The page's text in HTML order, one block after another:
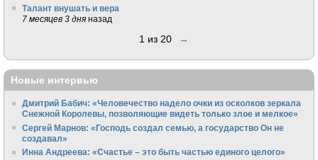
Талант внушать и вера
7 месяцев 3 дня назад
1 из 20 →
Новые интервью
Дмитрий Бабич: «Человечество надело очки из осколков зеркала
Снежной Королевы, позволяющие видеть только злое и мелкое»
Сергей Марнов: «Господь создал семью, а государство Он не
создавал»
Инна Андреева: «Счастье – это быть частью единого целого»